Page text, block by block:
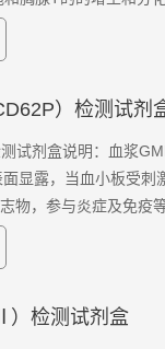
酸。
）检测试剂
试剂盒说明：血浆
显露，当血小板受
物，参与炎症及免疫等
检测试剂盒